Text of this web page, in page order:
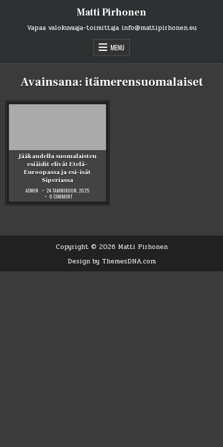
Matti Pirhonen
Vapaa valokuvaaja-toimittaja info@mattipirhonen.eu
MENU
Avainsana:itämerensuomalaiset
Jääkaudella suomalaisten
esiäidit elivät Etelä-
Euroopassa ja esi-isät
Siperiassa
ADMIN
24 TAMMIKUUN, 2025
0 COMMENTON
JÄÄKAUDELLA
SUOMALAISTEN
JA
ESI-
ISÄT
Copyright © 2026 Matti Pirhonen
Design by ThemesDNA.com